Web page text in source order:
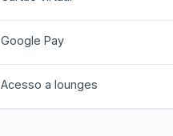
Google Pay
Acesso a lounges